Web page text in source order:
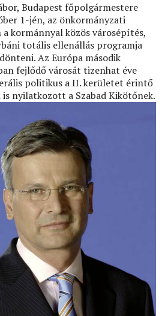
Budapest főpolgármestere
1-jén, az önkormányzati
a kormánnyal közös városépítés,
totális ellenállás programja
Az Európa második
fejlődő városát tizenhat éve
politikus a II. kerületet érintő
is nyilatkozott a Szabad Kikötőnek.